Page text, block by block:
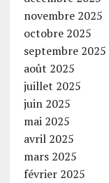
novembre 2025
octobre 2025
septembre 2025
août 2025
juillet 2025
juin 2025
mai 2025
avril 2025
mars 2025
février 2025